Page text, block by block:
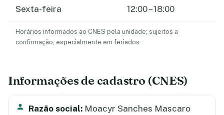
Sexta-feira 12:00 – 18:00
Horários informados ao CNES pela unidade; sujeitos a
confirmação, especialmente em feriados.
Informações de cadastro (CNES)
Razão social: Moacyr Sanches Mascaro